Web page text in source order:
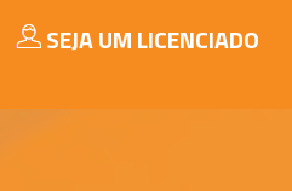
SEJA UM LICENCIADO